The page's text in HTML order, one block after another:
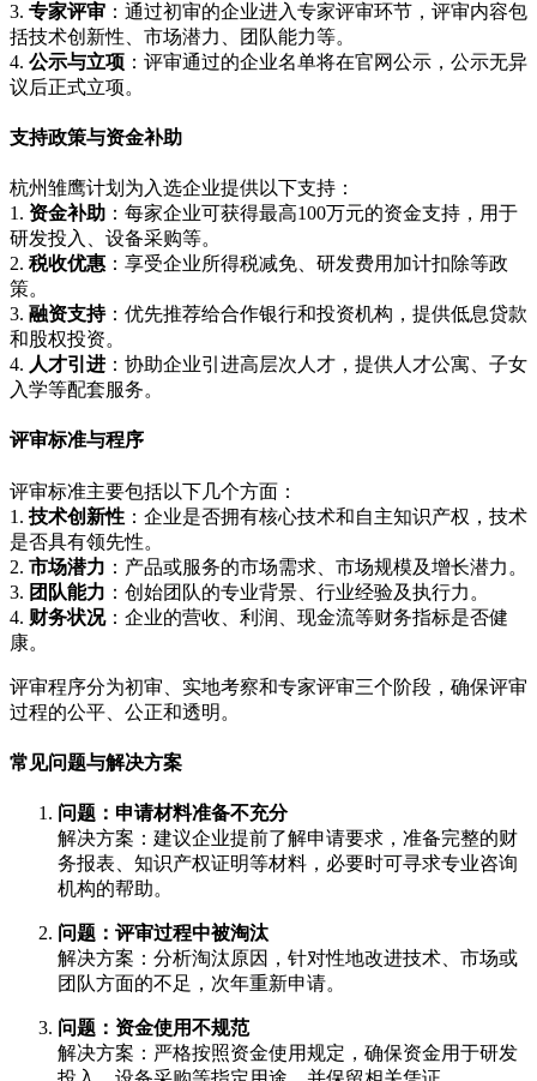
3. 专家评审 ：通过初审的企业进入专家评审环节，评审内容包
括技术创新性、市场潜力、团队能力等。
4. 公示与立项 ：评审通过的企业名单将在官网公示，公示无异
议后正式立项。
支持政策与资金补助
杭州雏鹰计划为入选企业提供以下支持：
1. 资金补助 ：每家企业可获得最高100万元的资金支持，用于
研发投入、设备采购等。
2. 税收优惠 ：享受企业所得税减免、研发费用加计扣除等政
策。
3. 融资支持：优先推荐给合作银行和投资机构，提供低息贷款
和股权投资。
4. 人才引进 ：协助企业引进高层次人才，提供人才公寓、子女
入学等配套服务。
评审标准与程序
评审标准主要包括以下几个方面：
1. 技术创新性 ：企业是否拥有核心技术和自主知识产权，技术
是否具有领先性。
2. 市场潜力 ：产品或服务的市场需求、市场规模及增长潜力。
3. 团队能力 ：创始团队的专业背景、行业经验及执行力。
4. 财务状况：企业的营收、利润、现金流等财务指标是否健
康。
评审程序分为初审、实地考察和专家评审三个阶段，确保评审
过程的公平、公正和透明。
常见问题与解决方案
问题：申请材料准备不充分
解决方案：建议企业提前了解申请要求，准备完整的财
务报表、知识产权证明等材料，必要时可寻求专业咨询
机构的帮助。
问题：评审过程中被淘汰
解决方案：分析淘汰原因，针对性地改进技术、市场或
团队方面的不足，次年重新申请。
问题：资金使用不规范
解决方案：严格按照资金使用规定，确保资金用于研发